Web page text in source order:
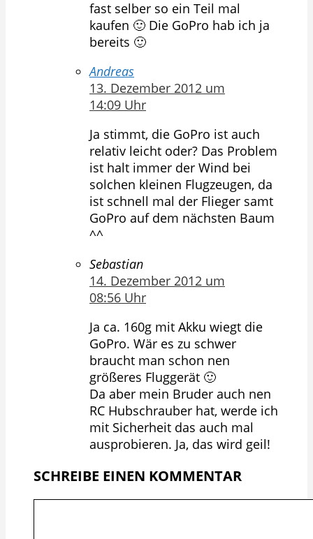
fast selber so ein Teil mal
kaufen 🙂 Die GoPro hab ich ja
bereits 🙂
Andreas
13. Dezember 2012 um
14:09 Uhr
Ja stimmt, die GoPro ist auch
relativ leicht oder? Das Problem
ist halt immer der Wind bei
solchen kleinen Flugzeugen, da
ist schnell mal der Flieger samt
GoPro auf dem nächsten Baum
^^
Sebastian
14. Dezember 2012 um
08:56 Uhr
Ja ca. 160g mit Akku wiegt die
GoPro. Wär es zu schwer
braucht man schon nen
größeres Fluggerät 🙂
Da aber mein Bruder auch nen
RC Hubschrauber hat, werde ich
mit Sicherheit das auch mal
ausprobieren. Ja, das wird geil!
SCHREIBE EINEN KOMMENTAR